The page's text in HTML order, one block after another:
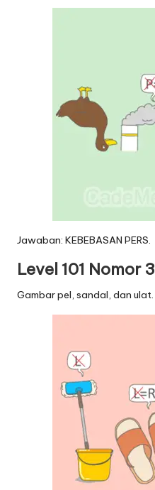
Jawaban: KEBEBASAN PERS.
Level 101 Nomor 3
Gambar pel, sandal, dan ulat.